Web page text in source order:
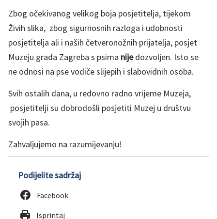
Zbog očekivanog velikog boja posjetitelja, tijekom
Živih slika, zbog sigurnosnih razloga i udobnosti
posjetitelja ali i naših četveronožnih prijatelja, posjet
Muzeju grada Zagreba s psima nijedozvoljen. Isto se
ne odnosi na pse vodiče slijepih i slabovidnih osoba.
Svih ostalih dana, u redovno radno vrijeme Muzeja,
posjetitelji su dobrodošli posjetiti Muzej u društvu
svojih pasa.
Zahvaljujemo na razumijevanju!
Podijelite sadržaj
Facebook
Isprintaj